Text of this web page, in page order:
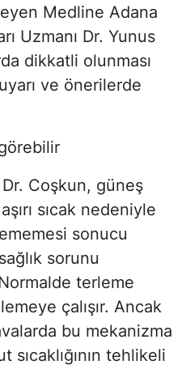
Medline Adana
Uzmanı Dr. Yunus
dikkatli olunması
ve önerilerde
Dr. Coşkun, güneş
sıcak nedeniyle
sonucu
sorunu
terleme
çalışır. Ancak
bu mekanizma
tehlikeli